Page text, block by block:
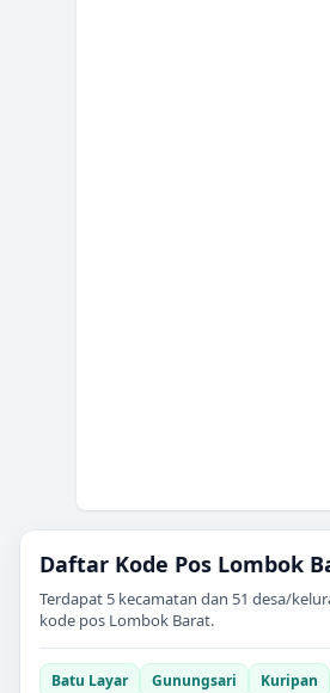
Daftar Kode Pos Lombok
Terdapat 5 kecamatan dan 51 desa/
kode pos Lombok Barat.
Batu Layar Gunungsari Kuripan